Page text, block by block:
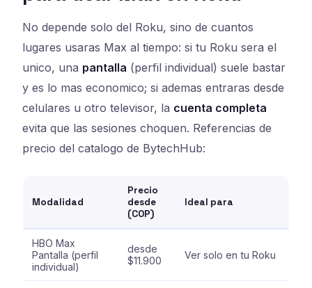
No depende solo del Roku, sino de cuantos
lugares usaras Max al tiempo: si tu Roku sera el
unico, una pantalla (perfil individual) suele bastar
y es lo mas economico; si ademas entraras desde
celulares u otro televisor, la cuenta completa
evita que las sesiones choquen. Referencias de
precio del catalogo de BytechHub:
Modalidad
Precio
desde
(COP)
Ideal para
HBO Max
Pantalla (perfil
individual)
desde
$11.900
Ver solo en tu Roku